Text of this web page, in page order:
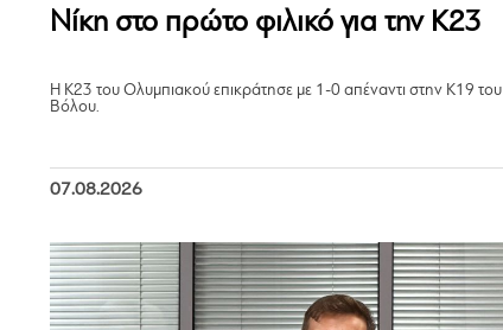
Νίκη στο πρώτο φιλικό για την Κ23
Η Κ23 του Ολυμπιακού επικράτησε με 1-0 απέναντι στην Κ19 του
Βόλου.
07.08.2026